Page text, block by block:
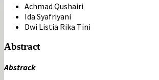
Achmad Qushairi
Ida Syafriyani
Dwi Listia Rika Tini
Abstract
Abstrack